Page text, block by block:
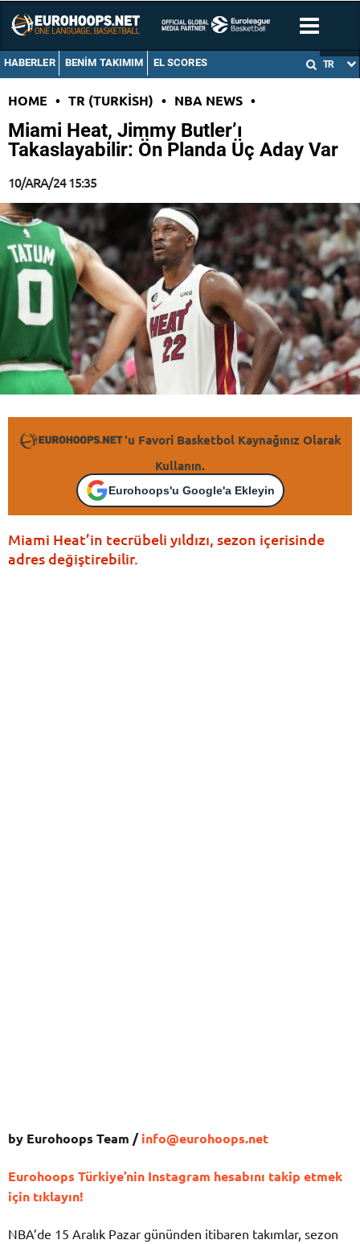
HABERLER BENIM TAKIMIM EL SCORES TR
HOME • TR (TURKISH) • NBA NEWS •
Miami Heat, Jimmy Butler’ı
Takaslayabilir: Ön Planda Üç Aday Var
10/ARA/24 15:35
'u Favori Basketbol Kaynağınız Olarak
Kullanın.
Eurohoops'u Google'a Ekleyin
Miami Heat’in tecrübeli yıldızı, sezon içerisinde
adres değiştirebilir.
by Eurohoops Team /info@eurohoops.net
Eurohoops Türkiye’nin Instagram hesabını takip etmek
için tıklayın!
NBA’de 15 Aralık Pazar gününden itibaren takımlar, sezon